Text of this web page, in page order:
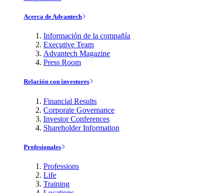
Acerca de Advantech
Información de la compañía
Executive Team
Advantech Magazine
Press Room
Relación con investores
Financial Results
Corporate Governance
Investor Conferences
Shareholder Information
Profesionales
Professions
Life
Training